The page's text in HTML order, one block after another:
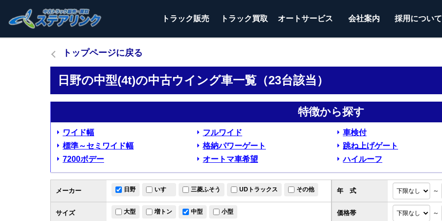
トラック販売 トラック買取 オートサービス 会社案内 採用について
トップページに戻る
日野の中型(4t)の中古ウイング車一覧（23台該当）
特徴から探す
ワイド幅
標準～セミワイド幅
7200ボデー
フルワイド
格納パワーゲート
オートマ車希望
車検付
跳ね上げゲート
ハイルーフ
サイズ 大型 増トン 中型 小型 価格帯 ～
メーカー 日野 いすゞ 三菱ふそう UDトラックス その他 年 式 ～